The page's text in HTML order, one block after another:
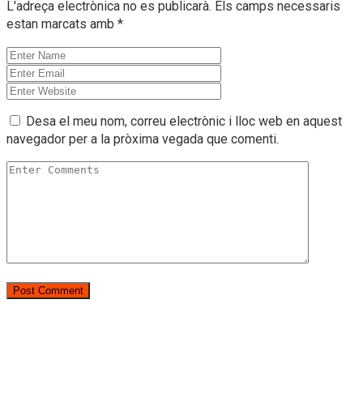
L'adreça electrònica no es publicarà. Els camps necessaris
estan marcats amb *
Desa el meu nom, correu electrònic i lloc web en aquest
navegador per a la pròxima vegada que comenti.